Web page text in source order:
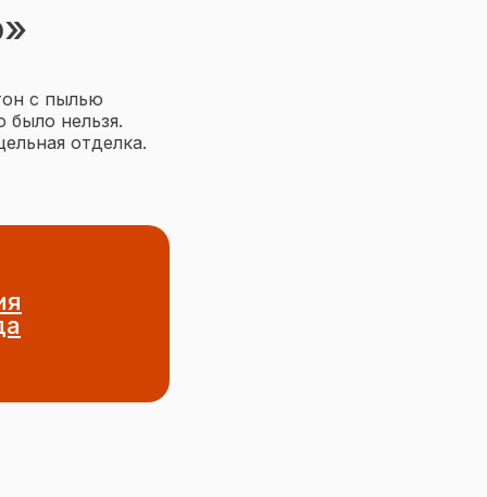
с пылью
нельзя.
отделка.